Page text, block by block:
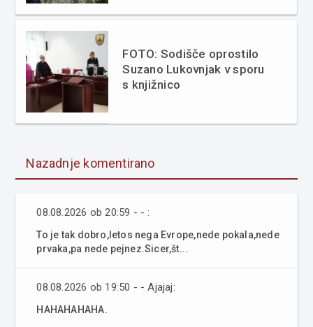
FOTO: Sodišče oprostilo
Suzano Lukovnjak v sporu
s knjižnico
Nazadnje komentirano
08.08.2026 ob 20:59 - - :
To je tak dobro,letos nega Evrope,nede pokala,nede
prvaka,pa nede pejnez.Sicer,št...
08.08.2026 ob 19:50 - - Ajajaj:
HAHAHAHAHA.